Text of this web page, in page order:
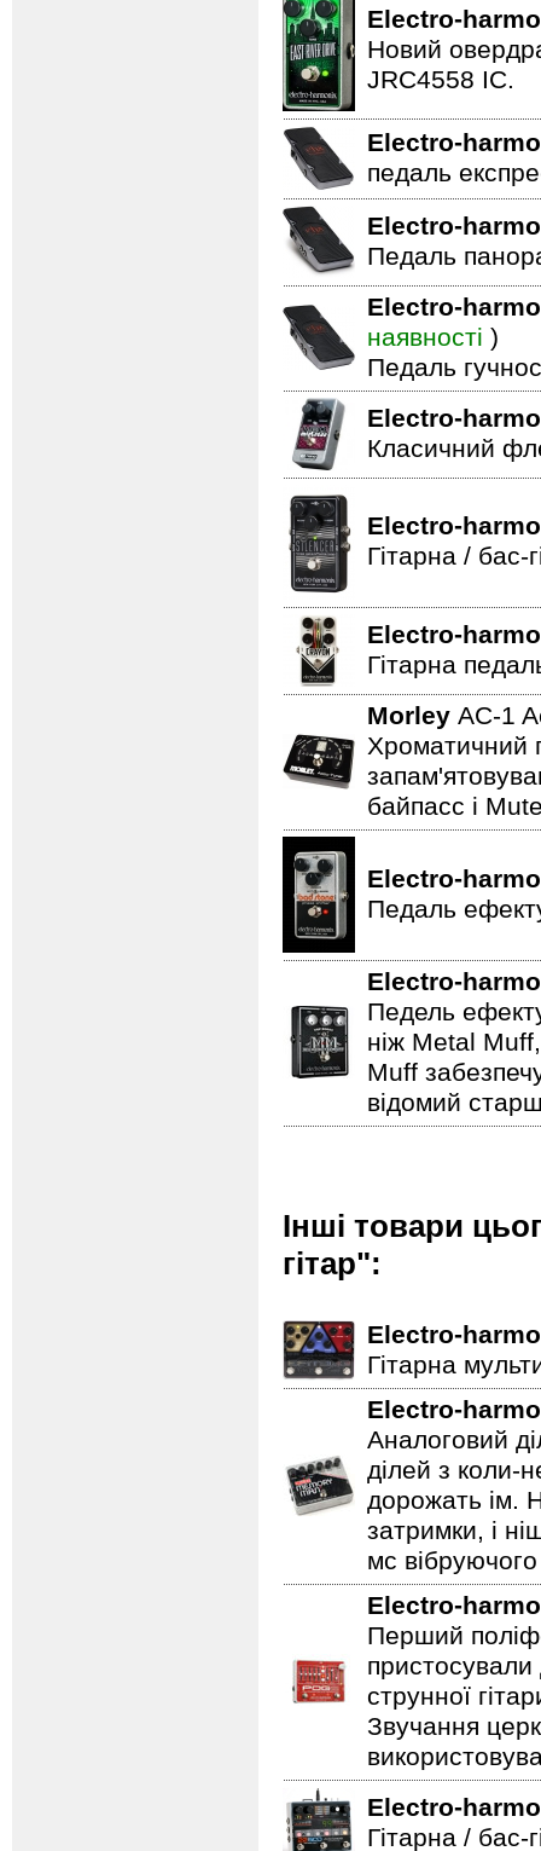
Electro-
Новий
JRC4558 IC.
Electro-
педаль
Electro-
Педаль
Electro-
наявності )
Педаль
Electro-
Класичний
Electro-
Гітарна /
Electro-
Гітарна
Morley AC-1
Хроматичний
байпасс і
Electro-
Педаль
Electro-
Педель
ніж Metal
Muff
відомий
Інші товари
гітар":
Electro-
Гітарна
Electro-
Аналоговий
ділей з коли-
дорожать ім.
затримки, і
мс
Electro-
Перший
пристосували
струнної
Звучання
Electro-
Гітарна / бас-